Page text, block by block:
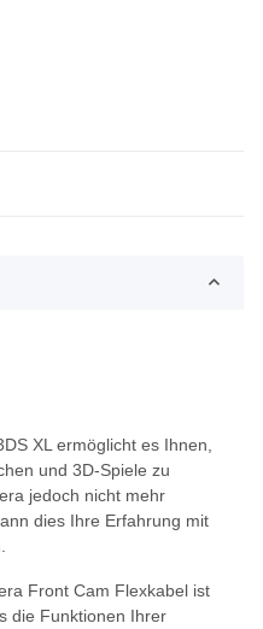
XL ermöglicht es Ihnen,
und 3D-Spiele zu
jedoch nicht mehr
dies Ihre Erfahrung mit
Front Cam Flexkabel ist
die Funktionen Ihrer